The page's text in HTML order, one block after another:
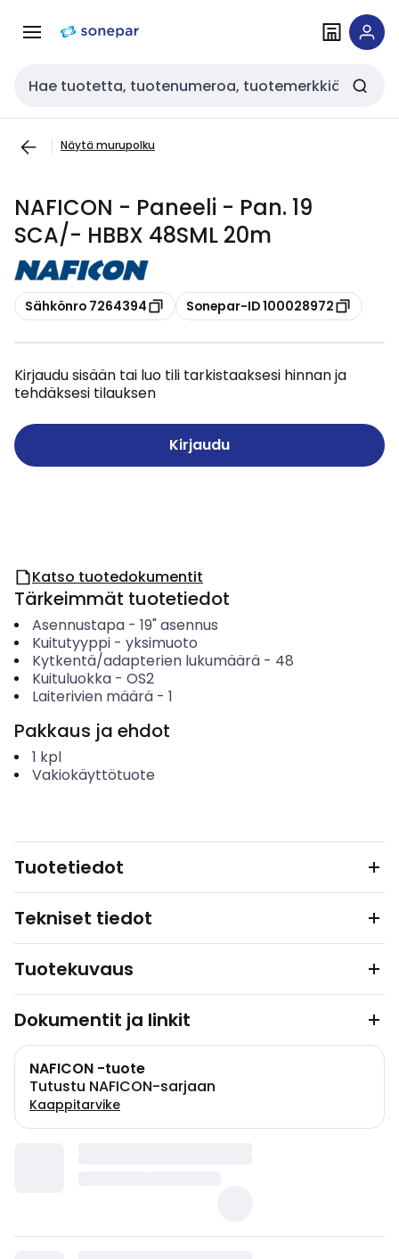
navigointiinsisältöön
Haku
Näytä murupolku
NAFICON - Paneeli - Pan. 19
SCA/- HBBX 48SML 20m
Kopioi
Sähkönro 7264394 Kopioi
Sonepar-ID 100028972
Kirjaudu sisään tai luo tili tarkistaaksesi hinnan ja
tehdäksesi tilauksen
Kirjaudu
Katso tuotedokumentit
Tärkeimmät tuotetiedot
Asennustapa- 19" asennus
Kuitutyyppi- yksimuoto
Kytkentä/adapterien lukumäärä- 48
Kuituluokka- OS2
Laiterivien määrä- 1
Pakkaus ja ehdot
1 kpl
Vakiokäyttötuote
Tuotetiedot
Tekniset tiedot
Tuotekuvaus
Dokumentit ja linkit
NAFICON -tuote
Tutustu NAFICON-sarjaan
Kaappitarvike